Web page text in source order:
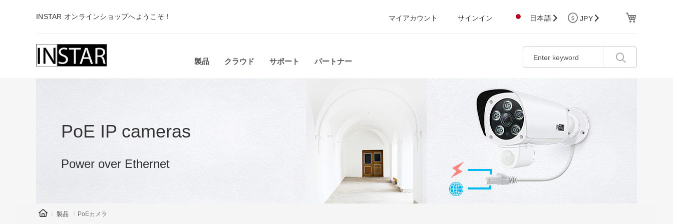
INSTAR オンラインショップへようこそ！ マイアカウント サインイン 日本語 JPY
製品 クラウド サポート パートナー
PoE IP cameras
Power over Ethernet
製品 PoEカメラ